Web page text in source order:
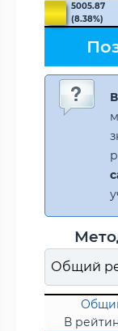
5005.87
(8.38%)
В